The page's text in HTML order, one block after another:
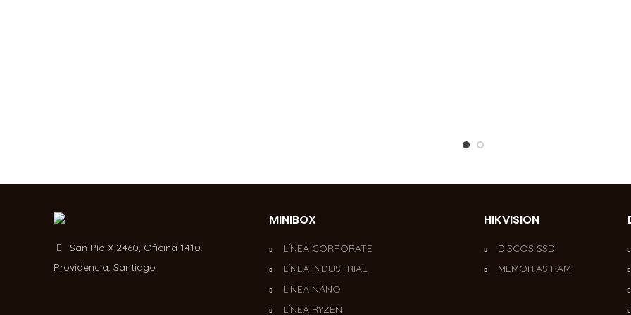
San Pío X 2460, Oficina 1410.
Providencia, Santiago
MINIBOX
LÍNEA CORPORATE
LÍNEA INDUSTRIAL
LÍNEA NANO
LÍNEA RYZEN
HIKVISION
DISCOS SSD
MEMORIAS RAM